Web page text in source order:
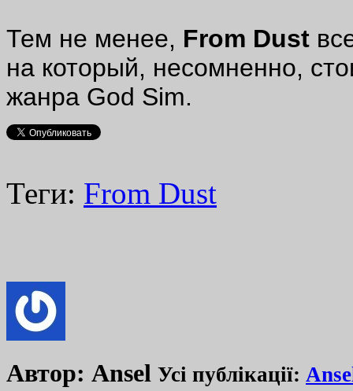
Тем не менее, From Dust
на который, несомненно,
жанра God Sim.
Теги: From Dust
Автор: Ansel Усі публікації: